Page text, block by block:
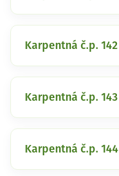
Karpentná č.p. 142
Karpentná č.p. 143
Karpentná č.p. 144